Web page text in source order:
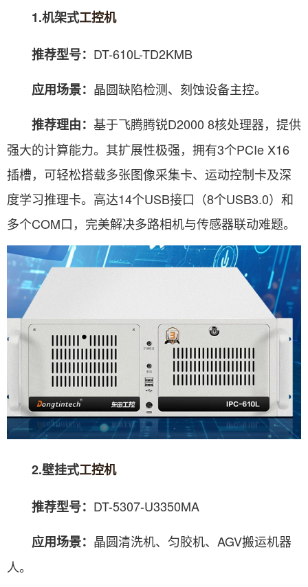
1.机架式工控机
推荐型号： DT-610L-TD2KMB
应用场景： 晶圆缺陷检测、刻蚀设备主控。
推荐理由： 基于飞腾腾锐D2000 8核处理器，提供
强大的计算能力。其扩展性极强，拥有3个PCIe X16
插槽，可轻松搭载多张图像采集卡、运动控制卡及深
度学习推理卡。高达14个USB接口（8个USB3.0）和
多个COM口，完美解决多路相机与传感器联动难题。
2.壁挂式工控机
推荐型号： DT-5307-U3350MA
应用场景： 晶圆清洗机、匀胶机、AGV搬运机器
人。